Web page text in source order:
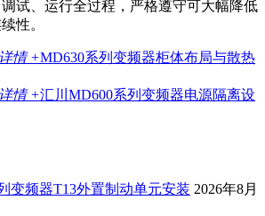
试、运行全过程，严格遵守可大幅降低
性。
情 +MD630系列变频器柜体布局与散热
情 +汇川MD600系列变频器电源隔离设
变频器T13外置制动单元安装 2026年8月